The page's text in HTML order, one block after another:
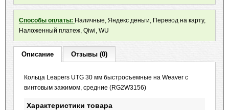
Способы оплаты: Наличные, Яндекс деньги, Перевод на карту,
Наложенный платеж, Qiwi, WU
Описание Отзывы (0)
Кольца Leapers UTG 30 мм быстросъемные на Weaver с
винтовым зажимом, средние (RG2W3156)
Характеристики товара